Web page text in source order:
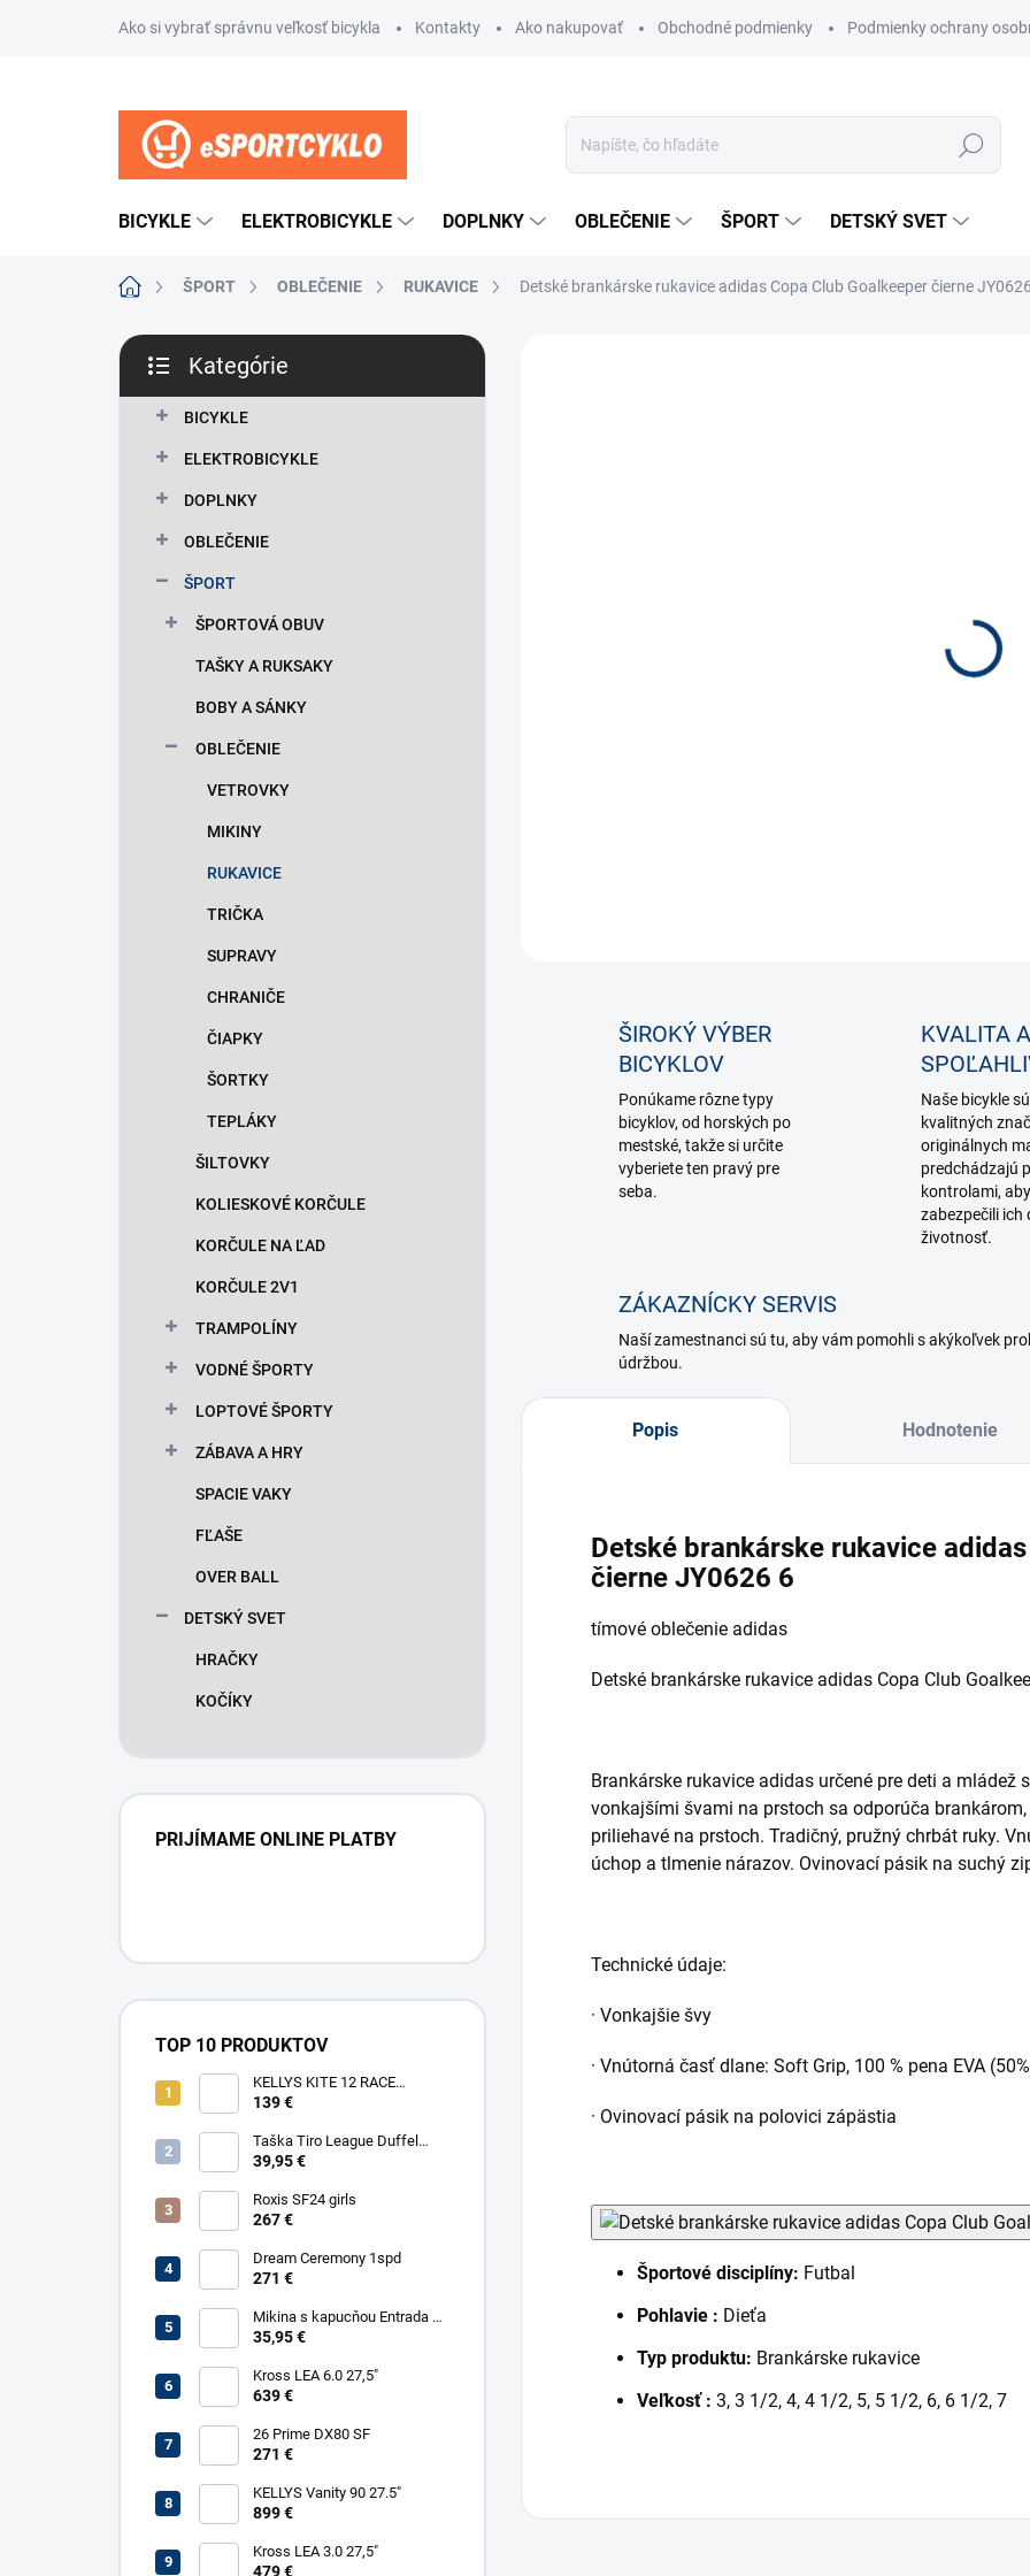
Ako si vybrať správnu veľkosť bicykla Kontakty Ako nakupovať Obchodné podmienky Podmienky ochrany
Hľadať
BICYKLE ELEKTROBICYKLE DOPLNKY OBLEČENIE ŠPORT DETSKÝ SVET
DomovŠPORT OBLEČENIE RUKAVICE Detské brankárske rukavice adidas Copa Club Goalkeeper čierne JY0626
B
č
kategórie
Kategórie
BICYKLE
ELEKTROBICYKLE
DOPLNKY
OBLEČENIE
ŠPORT
ŠPORTOVÁ OBUV
TAŠKY A RUKSAKY
BOBY A SÁNKY
OBLEČENIE
VETROVKY
MIKINY
RUKAVICE
TRIČKA
SUPRAVY
CHRANIČE
ČIAPKY
ŠORTKY
TEPLÁKY
ŠILTOVKY
KOLIESKOVÉ KORČULE
KORČULE NA ĽAD
KORČULE 2V1
TRAMPOLÍNY
VODNÉ ŠPORTY
LOPTOVÉ ŠPORTY
ZÁBAVA A HRY
SPACIE VAKY
FĽAŠE
OVER BALL
DETSKÝ SVET
HRAČKY
KOČÍKY
PRIJÍMAME ONLINE PLATBY
TOP 10 PRODUKTOV
KELLYS KITE 12 RACE
YELLOW
139 €
Taška Tiro League Duffel
Large
39,95 €
Roxis SF24 girls
267 €
Dream Ceremony 1spd
271 €
Mikina s kapucňou Entrada 22
Sweat
35,95 €
Kross LEA 6.0 27,5"
639 €
26 Prime DX80 SF
271 €
KELLYS Vanity 90 27.5"
899 €
Kross LEA 3.0 27,5"
479 €
ŠIROKÝ VÝBER
BICYKLOV
Ponúkame rôzne typy
bicyklov, od horských po
mestské, takže si určite
vyberiete ten pravý pre
seba.
KVALITA A
Naše bicykle
kvalitných
originálnych
predchádzajú
kontrolami,
zabezpečili ich
životnosť.
ZÁKAZNÍCKY SERVIS
Naší zamestnanci sú tu, aby vám pomohli s akýkoľvek
údržbou.
Popis Hodnotenie
Detské brankárske rukavice
čierne JY0626 6
tímové oblečenie adidas
Detské brankárske rukavice adidas Copa Club
Brankárske rukavice adidas určené pre deti a mládež
vonkajšími švami na prstoch sa odporúča
priliehavé na prstoch. Tradičný, pružný chrbát ruky.
úchop a tlmenie nárazov. Ovinovací pásik na suchý
Technické údaje:
· Vonkajšie švy
· Vnútorná časť dlane: Soft Grip, 100 % pena EVA
· Ovinovací pásik na polovici zápästia
Športové disciplíny: Futbal
Pohlavie : Dieťa
Typ produktu: Brankárske rukavice
Veľkosť : 3, 3 1/2, 4, 4 1/2, 5, 5 1/2, 6, 6 1/2, 7